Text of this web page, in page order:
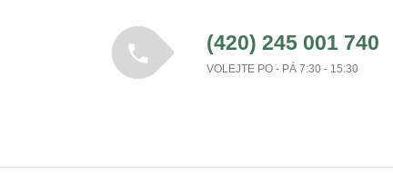
(420) 245 001 740
VOLEJTE PO - PÁ 7:30 - 15:30